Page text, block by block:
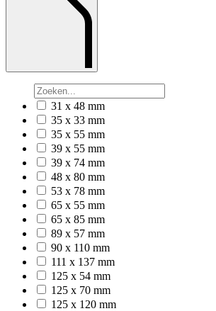
31 x 48 mm
35 x 33 mm
35 x 55 mm
39 x 55 mm
39 x 74 mm
48 x 80 mm
53 x 78 mm
65 x 55 mm
65 x 85 mm
89 x 57 mm
90 x 110 mm
111 x 137 mm
125 x 54 mm
125 x 70 mm
125 x 120 mm